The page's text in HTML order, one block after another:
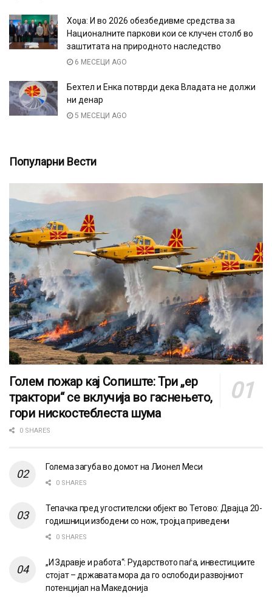
Хоџа: И во 2026 обезбедивме средства за
Националните паркови кои се клучен столб во
заштитата на природното наследство
6 МЕСЕЦИ AGO
Бехтел и Енка потврди дека Владата не должи
ни денар
5 МЕСЕЦИ AGO
Популарни Вести
Голем пожар кај Сопиште: Три „ер
трактори“ се вклучија во гаснењето,
гори нискостеблеста шума
0 SHARES
Голема загуба во домот на Лионел Меси
0 SHARES
Тепачка пред угостителски објект во Тетово: Двајца 20-
годишници избодени со нож, тројца приведени
0 SHARES
„И Здравје и работа“: Рударството паѓа, инвестициите
стојат – државата мора да го ослободи развојниот
потенцијал на Македонија